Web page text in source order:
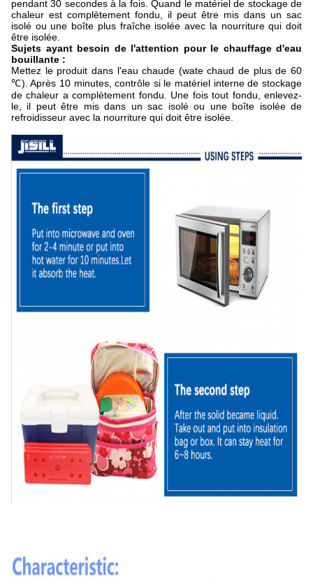
pendant 30 secondes à la fois. Quand le matériel de stockage de
chaleur est complètement fondu, il peut être mis dans un sac
isolé ou une boîte plus fraîche isolée avec la nourriture qui doit
être isolée.
Sujets ayant besoin de l'attention pour le chauffage d'eau
bouillante :
Mettez le produit dans l'eau chaude (wate chaud de plus de 60
℃). Après 10 minutes, contrôle si le matériel interne de stockage
de chaleur a complètement fondu. Une fois tout fondu, enlevez-
le, il peut être mis dans un sac isolé ou une boîte isolée de
refroidisseur avec la nourriture qui doit être isolée.